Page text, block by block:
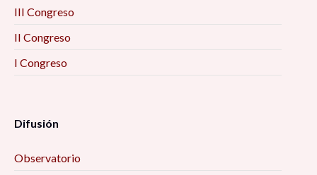
III Congreso
II Congreso
I Congreso
Difusión
Observatorio